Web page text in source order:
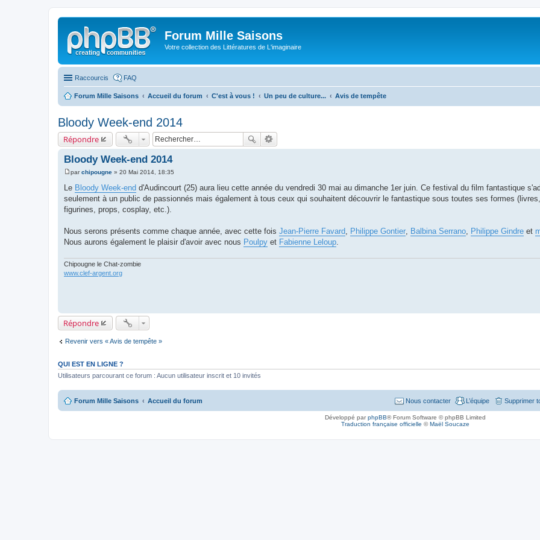
Forum Mille Saisons
Votre collection des Littératures de L'imaginaire
Raccourcis FAQ
Forum Mille Saisons Accueil du forum C'est à vous ! Un peu de culture... Avis de tempête
Bloody Week-end 2014
Répondre
Bloody Week-end 2014
M
s
s
g
parchipougne » 20 Mai 2014, 18:35
Le Bloody Week-end d'Audincourt (25) aura lieu cette année du vendredi 30 mai au dimanche 1er juin. Ce festival du film fantastique
seulement à un public de passionnés mais également à tous ceux qui souhaitent découvrir le fantastique sous toutes ses formes
figurines, props, cosplay, etc.).
Nous serons présents comme chaque année, avec cette fois Jean-Pierre Favard Philippe Gontier Balbina Serrano Philippe Gindre et
Nous aurons également le plaisir d'avoir avec nous Poulpy et Fabienne Leloup
Chipougne le Chat-zombie
www.clef-argent.org
Répondre
Revenir vers « Avis de tempête »
QUI EST EN LIGNE ?
Utilisateurs parcourant ce forum : Aucun utilisateur inscrit et 10 invités
Forum Mille Saisons Accueil du forum Supprimer
L’équipe
Nous contacter
Développé parphpBB® Forum Software © phpBB Limited
Traduction française officielle ©Maël Soucaze